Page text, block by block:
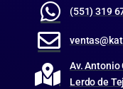
(551) 319
Av. Antonio
Lerdo de